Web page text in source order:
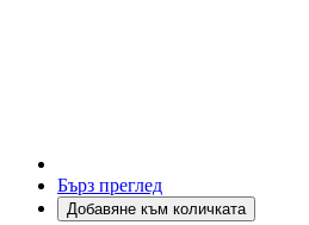
Бърз преглед
Добавяне към количката